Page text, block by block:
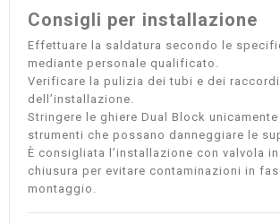
Consigli per installazione
Effettuare la saldatura secondo le
mediante personale qualificato.
Verificare la pulizia dei tubi e dei
dell’installazione.
Stringere le ghiere Dual Block
strumenti che possano danneggiare le
È consigliata l’installazione con valvola
chiusura per evitare contaminazioni in
montaggio.